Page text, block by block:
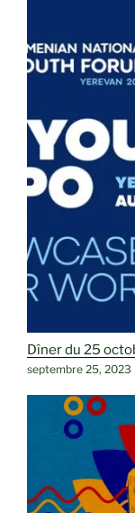
Dîner du 25
septembre 25, 2023